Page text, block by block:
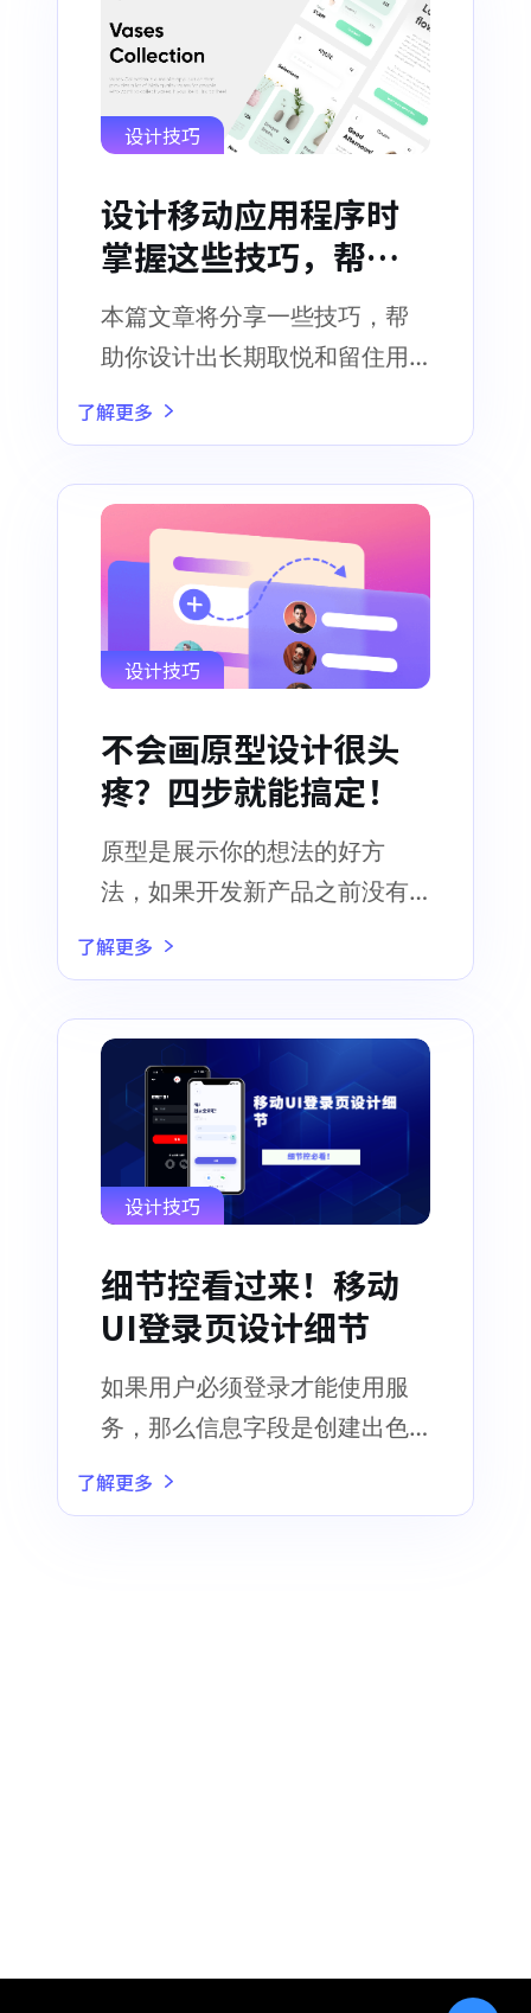
设计技巧
设计移动应用程序时
掌握这些技巧，帮助
你增加用户粘性！
本篇文章将分享一些技巧，帮
助你设计出长期取悦和留住用
户的移动应用程序。
了解更多
设计技巧
不会画原型设计很头
疼？四步就能搞定！
原型是展示你的想法的好方
法，如果开发新产品之前没有
可靠的生产原型，那么你的产
品可能无法正常工作
了解更多
设计技巧
细节控看过来！移动
UI登录页设计细节
如果用户必须登录才能使用服
务，那么信息字段是创建出色
用户体验所必须处理的主要功
了解更多